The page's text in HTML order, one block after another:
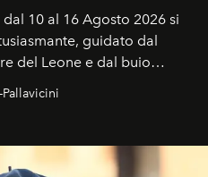
10 al 16 Agosto 2026 si
guidato dal
del Leone e dal buio
in Leone del 12 agosto,